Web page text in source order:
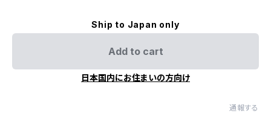
Ship to Japan only
Add to cart
日本国内にお住まいの方向け
通報する